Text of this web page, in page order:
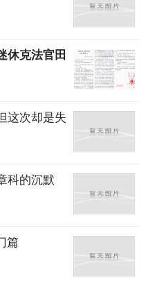
休克法官田
这次却是失
科的沉默
篇